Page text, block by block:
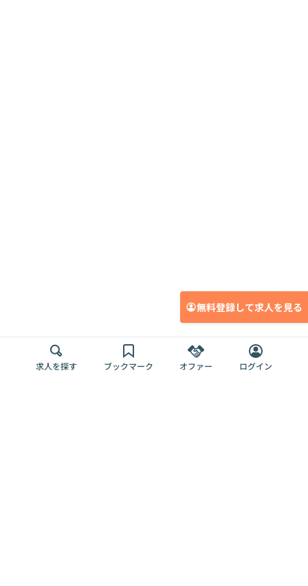
無料登録して求人を見る
求人を探す ブックマーク オファー ログイン